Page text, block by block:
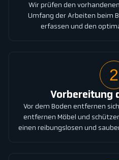
Wir prüfen den
Umfang der Arbeiten beim
erfassen und den
2
Vorbereitung
Vor dem Boden entfernen
entfernen Möbel und
einen reibungslosen und